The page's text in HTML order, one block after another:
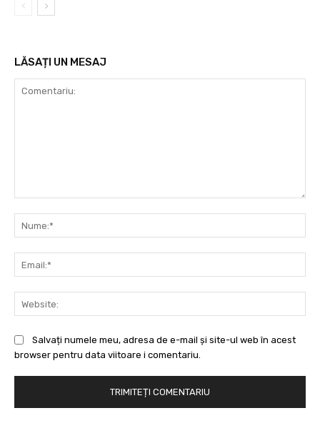
LĂSAȚI UN MESAJ
Salvați numele meu, adresa de e-mail și site-ul web în acest
browser pentru data viitoare i comentariu.